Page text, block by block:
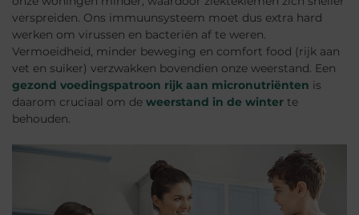
verspreiden. Ons immuunsysteem moet dus extra hard
werken om virussen en bacteriën af te weren.
Vermoeidheid, minder beweging en comfort food (rijk aan
vet en suiker) verzwakken bovendien onze weerstand. Een
gezond voedingspatroon rijk aan micronutriënten is
daarom cruciaal om de weerstand in de winter te
behouden.